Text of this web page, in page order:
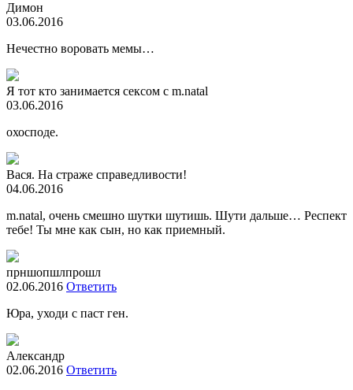
Димон
03.06.2016
Нечестно воровать мемы…
Я тот кто занимается сексом с m.natal
03.06.2016
охосподе.
Вася. На страже справедливости!
04.06.2016
m.natal, очень смешно шутки шутишь. Шути дальше… Респект
тебе! Ты мне как сын, но как приемный.
прншопшлпрошл
02.06.2016 Ответить
Юра, уходи с паст ген.
Александр
02.06.2016 Ответить